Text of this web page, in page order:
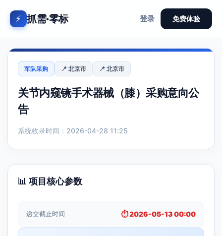
⚡ 抓需·零标 登录 免费体验
军队采购 📍 北京市 📍 北京市
关节内窥镜手术器械（膝）采购意向公
告
系统收录时间：2026-04-28 11:25
📊 项目核心参数
递交截止时间 ⏱️ 2026-05-13 00:00